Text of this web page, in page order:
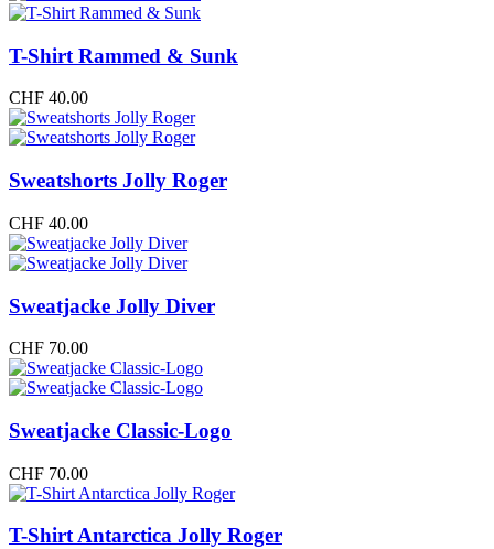
T-Shirt Rammed & Sunk
CHF 40.00
Sweatshorts Jolly Roger
CHF 40.00
Sweatjacke Jolly Diver
CHF 70.00
Sweatjacke Classic-Logo
CHF 70.00
T-Shirt Antarctica Jolly Roger